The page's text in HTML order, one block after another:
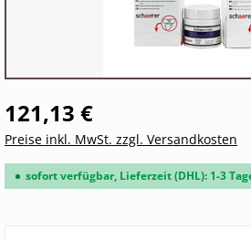
121,13 €
Preise inkl. MwSt. zzgl. Versandkosten
sofort verfügbar, Lieferzeit (DHL): 1-3
Produkt Anzahl: Gib den